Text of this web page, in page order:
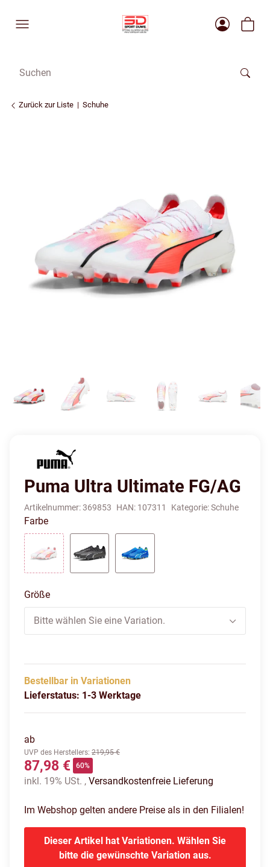
Zurück zur Liste Schuhe
Puma Ultra Ultimate FG/AG
Artikelnummer:369853 HAN: 107311 Kategorie:Schuhe
Farbe
Größe
Bitte wählen Sie eine Variation.
Bestellbar in Variationen
Lieferstatus: 1-3 Werktage
ab
UVP des Herstellers: 219,95 €
87,98 € 60%
inkl. 19% USt. , Versandkostenfreie Lieferung
Im Webshop gelten andere Preise als in den Filialen!
Dieser Artikel hat Variationen. Wählen Sie
bitte die gewünschte Variation aus.